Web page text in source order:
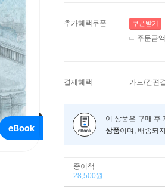
추가혜택쿠폰 쿠폰받기
주문금
결제혜택 카드/간편
이 상품은 구매 후
상품이며, 배송되
종이책
28,500원